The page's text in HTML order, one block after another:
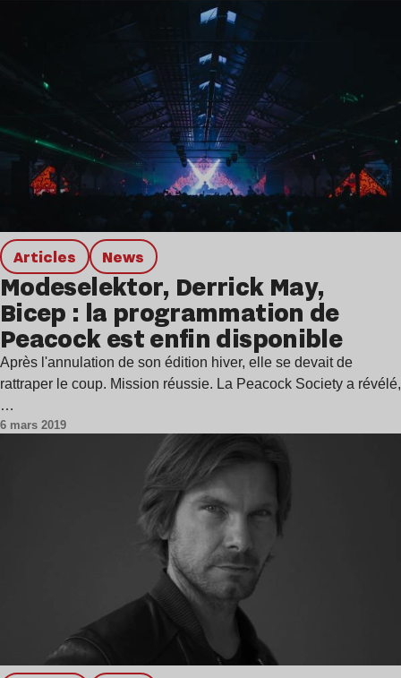
Articles news
Modeselektor, Derrick May,
Bicep : la programmation de
Peacock est enfin disponible
Après l'annulation de son édition hiver, elle se devait de
rattraper le coup. Mission réussie. La Peacock Society a révélé,
…
6 mars 2019